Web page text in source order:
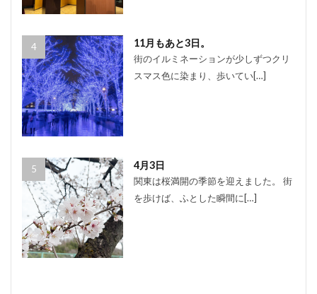
11月もあと3日。
街のイルミネーションが少しずつクリ
スマス色に染まり、歩いてい[…]
4月3日
関東は桜満開の季節を迎えました。 街
を歩けば、ふとした瞬間に[…]